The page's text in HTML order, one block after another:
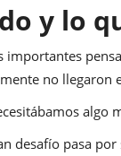
y lo
no llegaron
algo
desafío pasa